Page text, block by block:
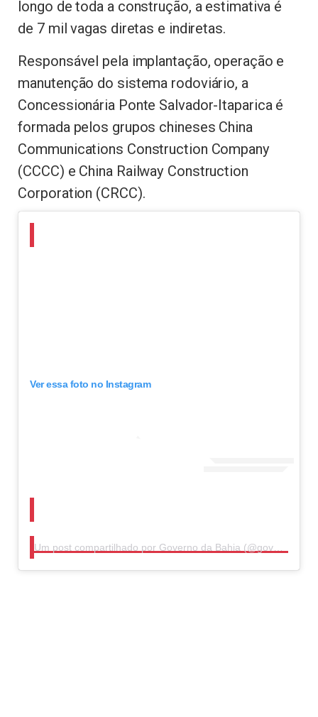
longo de toda a construção, a estimativa é
de 7 mil vagas diretas e indiretas.
Responsável pela implantação, operação e
manutenção do sistema rodoviário, a
Concessionária Ponte Salvador-Itaparica é
formada pelos grupos chineses China
Communications Construction Company
(CCCC) e China Railway Construction
Corporation (CRCC).
Ver essa foto no Instagram